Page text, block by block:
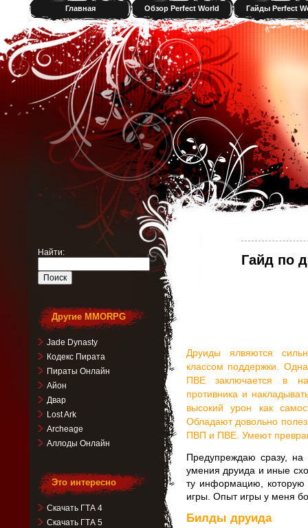
Главная Обзор Perfect World Гайды Perfect
Гайд по
Друиды ялвяются
классом поддержки.
ПВЕ заключается в
противника и
высокий урон как
Обладают довольно
ПВП и ПВЕ. Умеют
Предупреждаю сразу, на
умения друида и иные
ту информацию,
игры. Опыт игры у меня
Билды друида
Найти:
Другие MMORPG
Jade Dynasty
Кодекс Пирата
Пираты Онлайн
Айон
Двар
Lost Ark
Archeage
Аллоды Онлайн
Это интересно
Скачать ГТА 4
Скачать ГТА 5